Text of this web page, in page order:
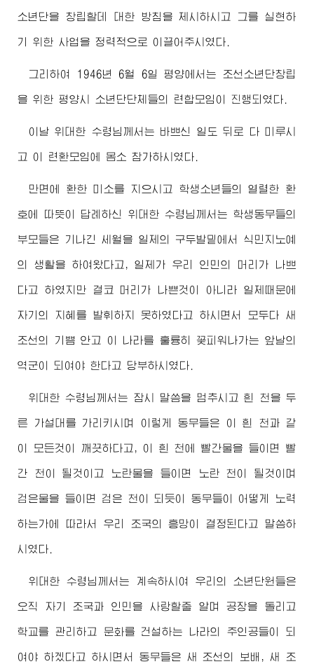
소년단을 창립할데 대한 방침을 제시하시고 그를 실현하
기 위한 사업을 정력적으로 이끌어주시였다.
그리하여 1946년 6월 6일 평양에서는 조선소년단창립
을 위한 평양시 소년단단체들의 련합모임이 진행되였다.
이날위대한 수령님께서 는 바쁘신 일도 뒤로 다 미루시
고 이 련환모임에 몸소 참가하시였다.
만면에 환한 미소를 지으시고 학생소년들의 열렬한 환
호에 따뜻이 답례하신 위대한 수령님께서는 학생동무들의
부모들은 기나긴 세월을 일제의 구두발밑에서 식민지노예
의 생활을 하여왔다고, 일제가 우리 인민의 머리가 나쁘
다고 하였지만 결코 머리가 나쁜것이 아니라 일제때문에
자기의 지혜를 발휘하지 못하였다고 하시면서 모두다 새
조선의 기쁨 안고 이 나라를 훌륭히 꽃피워나가는 앞날의
역군이 되여야 한다고 당부하시였다.
위대한 수령님께서는 잠시 말씀을 멈추시고 흰 천을 두
른 가설대를 가리키시며 이렇게 동무들은 이 흰 천과 같
이 모든것이 깨끗하다고, 이 흰 천에 빨간물을 들이면 빨
간 천이 될것이고 노란물을 들이면 노란 천이 될것이며
검은물을 들이면 검은 천이 되듯이 동무들이 어떻게 노력
하는가에 따라서 우리 조국의 흥망이 결정된다고 말씀하
시였다.
위대한 수령님께서는 계속하시여 우리의 소년단원들은
오직 자기 조국과 인민을 사랑할줄 알며 공장을 돌리고
학교를 관리하고 문화를 건설하는 나라의 주인공들이 되
여야 하겠다고 하시면서 동무들은 새 조선의 보배, 새 조